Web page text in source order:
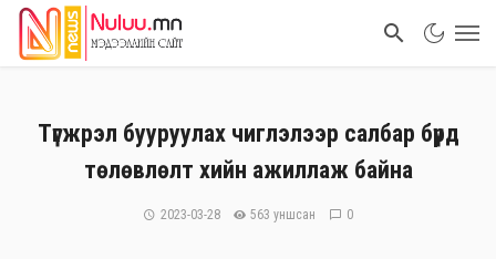
Түгжрэл бууруулах чиглэлээр салбар бүрд
төлөвлөлт хийн ажиллаж байна
2023-03-28 563 уншсан 0